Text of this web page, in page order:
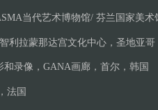
当代艺术博物馆/ 芬兰国家美术
利拉蒙那达宫文化中心，圣地亚哥
录像，GANA画廊，首尔，韩国
法国